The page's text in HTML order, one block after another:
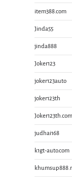
item388.com
Jinda55
jinda888
Joker123
joker123auto
joker123th
Joker123th.com
judhai168
k1gt-auto.com